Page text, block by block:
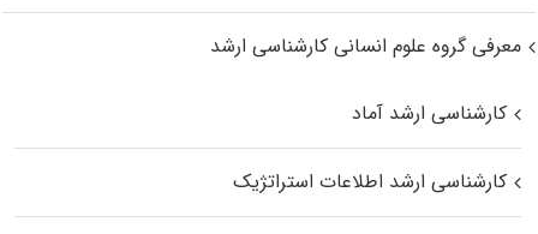
معرفی گروه علوم انسانی کارشناسی ارشد
کارشناسی ارشد آماد
کارشناسی ارشد اطلاعات استراتژیک